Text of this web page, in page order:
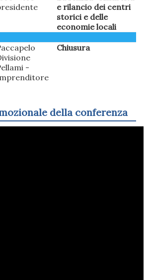
e rilancio dei centri
storici e delle
economie locali
-
Chiusura
della conferenza